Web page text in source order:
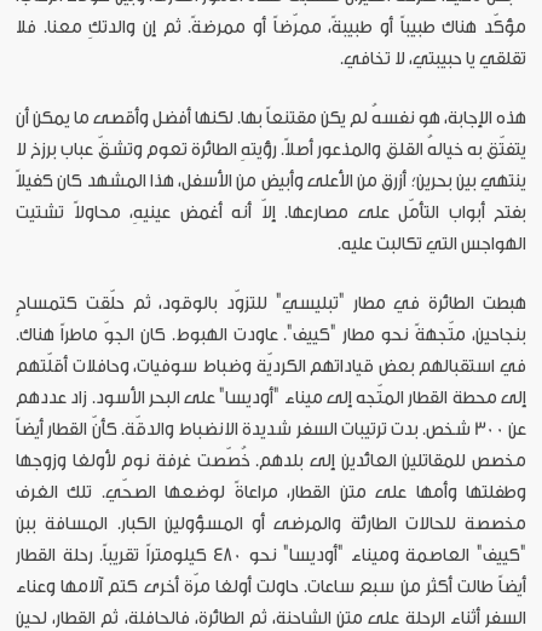
مؤكّد هناك طبيباً أو طبيبةً، ممرّضاً أو ممرضةً. ثم إن والدتكِ معنا. فلا
تقلقي يا حبيبتي، لا تخافي.
هذه الإجابة، هو نفسهُ لم يكن مقتنعاً بها. لكنها أفضل وأقصى ما يمكن أن
يتفتّق به خيالهُ القلق والمذعور أصلاً. رؤيتهِ الطائرة تعوم وتشقّ عباب برزخ لا
ينتهي بين بحرين؛ أزرق من الأعلى وأبيض من الأسفل، هذا المشهد كان كفيلاً
بفتح أبواب التأمّل على مصارعها. إلاّ أنه أغمض عينيهِ، محاولاً تشتيت
الهواجس التي تكالبت عليه.
هبطت الطائرة في مطار "تبليسي" للتزوّد بالوقود، ثم حلّقت كتمساحٍ
بنجاحين، متّجهةً نحو مطار "كييف". عاودت الهبوط. كان الجوّ ماطراً هناك.
في استقبالهم بعض قياداتهم الكرديّة وضباط سوفيات، وحافلات أقلّتهم
إلى محطة القطار المتّجه إلى ميناء "أوديسا" على البحر الأسود. زاد عددهم
عن 300 شخص. بدت ترتيبات السفر شديدة الانضباط والدقّة. كأنّ القطار أيضاً
مخصص للمقاتلين العائدين إلى بلدهم. خُصّصت غرفة نوم لأولغا وزوجها
وطفلتها وأمها على متن القطار، مراعاةً لوضعها الصحّي. تلك الغرف
مخصصة للحالات الطارئة والمرضى أو المسؤولين الكبار. المسافة ببن
"كييف" العاصمة وميناء "أوديسا" نحو 480 كيلومتراً تقريباً. رحلة القطار
أيضاً طالت أكثر من سبع ساعات. حاولت أولغا مرّة أخرى كتم آلامها وعناء
السفر أثناء الرحلة على متن الشاحنة، ثم الطائرة، فالحافلة، ثم القطار، لحين